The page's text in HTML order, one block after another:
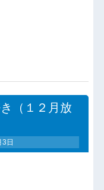
（１２月放
日